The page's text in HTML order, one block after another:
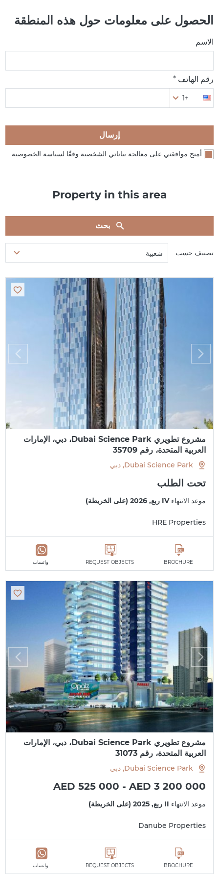
الحصول على معلومات حول هذه المنطقة
الاسم
رقم الهاتف *
+1
إرسال
أمنح موافقتي على معالجة بياناتي الشخصية وفقًا لسياسة الخصوصية
Property in this area
بحث
تصنيف حسب شعبية
مشروع تطويري Dubai Science Park، دبي، الإمارات
العربية المتحدة، رقم 35709
Dubai Science Park, دبي
تحت الطلب
موعد الانتهاءIV ربع, 2026 (على الخريطة)
HRE Properties
BROCHURE
REQUEST OBJECTS واتساب
مشروع تطويري Dubai Science Park، دبي، الإمارات
العربية المتحدة، رقم 31073
Dubai Science Park, دبي
AED 525 000 - AED 3 200 000
موعد الانتهاء II ربع, 2025 (على الخريطة)
Danube Properties
BROCHURE
REQUEST OBJECTS واتساب